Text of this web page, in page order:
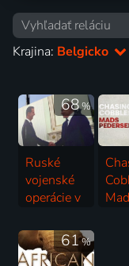
Krajina: Belgicko
68%
Ruské
vojenské
operácie v
2022 | Francúzsko, Belgicko | Vojnový
61%